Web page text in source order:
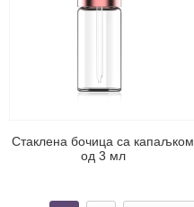
Стаклена бочица са капаљком
од 3 мл